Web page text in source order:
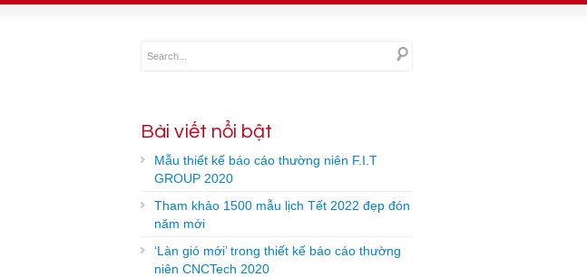
Bài viết nổi bật
Mẫu thiết kế báo cáo thường niên F.I.T
GROUP 2020
Tham khảo 1500 mẫu lịch Tết 2022 đẹp đón
năm mới
‘Làn gió mới’ trong thiết kế báo cáo thường
niên CNCTech 2020